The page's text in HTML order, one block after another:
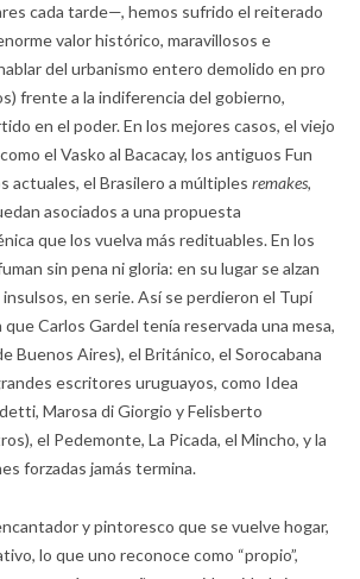
cada tarde—, hemos sufrido el reiterado
valor histórico, maravillosos e
del urbanismo entero demolido en pro
frente a la indiferencia del gobierno,
en el poder. En los mejores casos, el viejo
el Vasko al Bacacay, los antiguos Fun
actuales, el Brasilero a múltiples remakes,
asociados a una propuesta
que los vuelva más redituables. En los
sin pena ni gloria: en su lugar se alzan
en serie. Así se perdieron el Tupí
Carlos Gardel tenía reservada una mesa,
Buenos Aires), el Británico, el Sorocabana
escritores uruguayos, como Idea
Marosa di Giorgio y Felisberto
el Pedemonte, La Picada, el Mincho, y la
forzadas jamás termina.
y pintoresco que se vuelve hogar,
lo que uno reconoce como “propio”,